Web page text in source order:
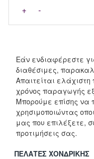
+ -
Εάν ενδιαφέρεστε
διαθέσιμες,
Απαιτείται
χρόνος παραγωγής
Μπορούμε επίσης να
χρησιμοποιώντας
μας που επιλέξετε,
προτιμήσεις σας.
ΠΕΛΆΤΕΣ ΧΟΝΔΡΙΚΉΣ